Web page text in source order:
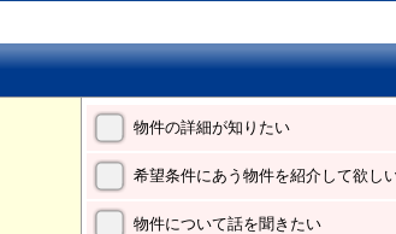
物件の詳細が知りたい
希望条件にあう物件を紹介して欲し
物件について話を聞きたい